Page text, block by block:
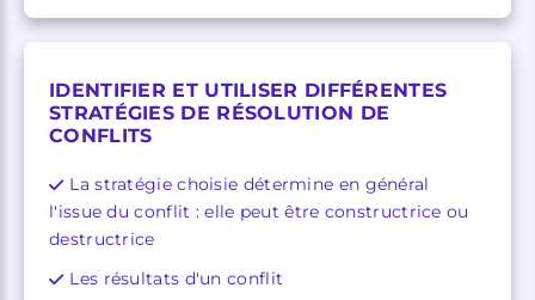
IDENTIFIER ET UTILISER DIFFÉRENTES
STRATÉGIES DE RÉSOLUTION DE
CONFLITS
La stratégie choisie détermine en général
l'issue du conflit : elle peut être constructrice ou
destructrice
Les résultats d'un conflit